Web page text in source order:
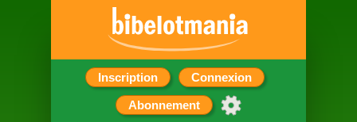
Inscription Connexion
Abonnement